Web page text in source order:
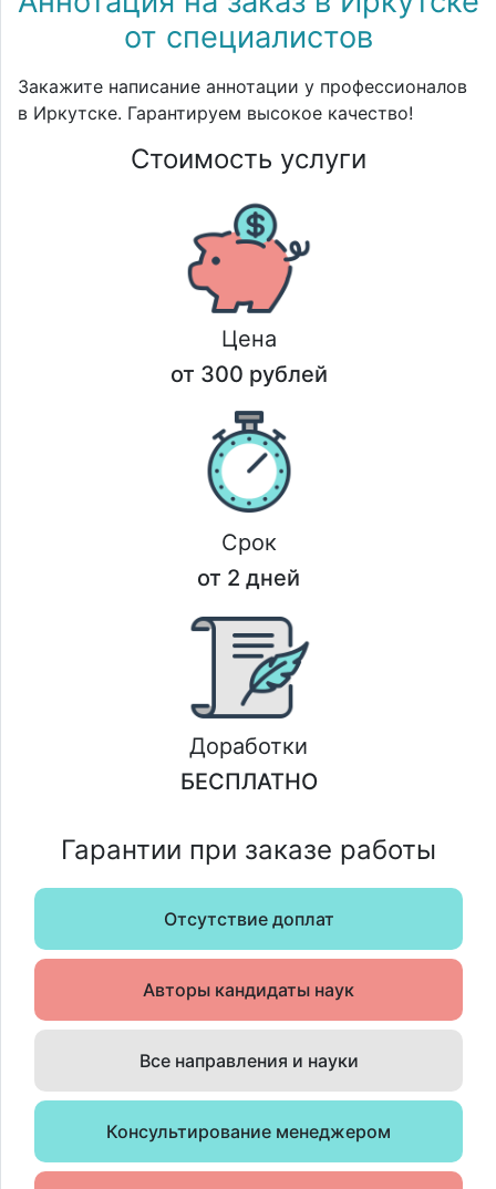
от специалистов
Закажите написание аннотации у профессионалов
в Иркутске. Гарантируем высокое качество!
Стоимость услуги
Цена
от 300 рублей
Срок
от 2 дней
Доработки
БЕСПЛАТНО
Гарантии при заказе работы
Отсутствие доплат
Авторы кандидаты наук
Все направления и науки
Консультирование менеджером